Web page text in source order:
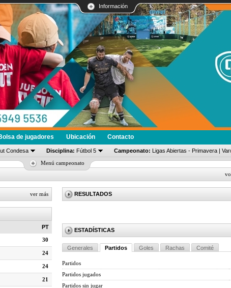
Información
de jugadores Ubicación Contacto
Condesa Disciplina: Fútbol 5 Campeonato: Ligas Abiertas - Primavera |
Menú campeonato
ver más
PT
30
24
24
21
RESULTADOS
ESTADÍSTICAS
Generales Partidos Goles Rachas Comité
Partidos
Partidos jugados
Partidos sin jugar